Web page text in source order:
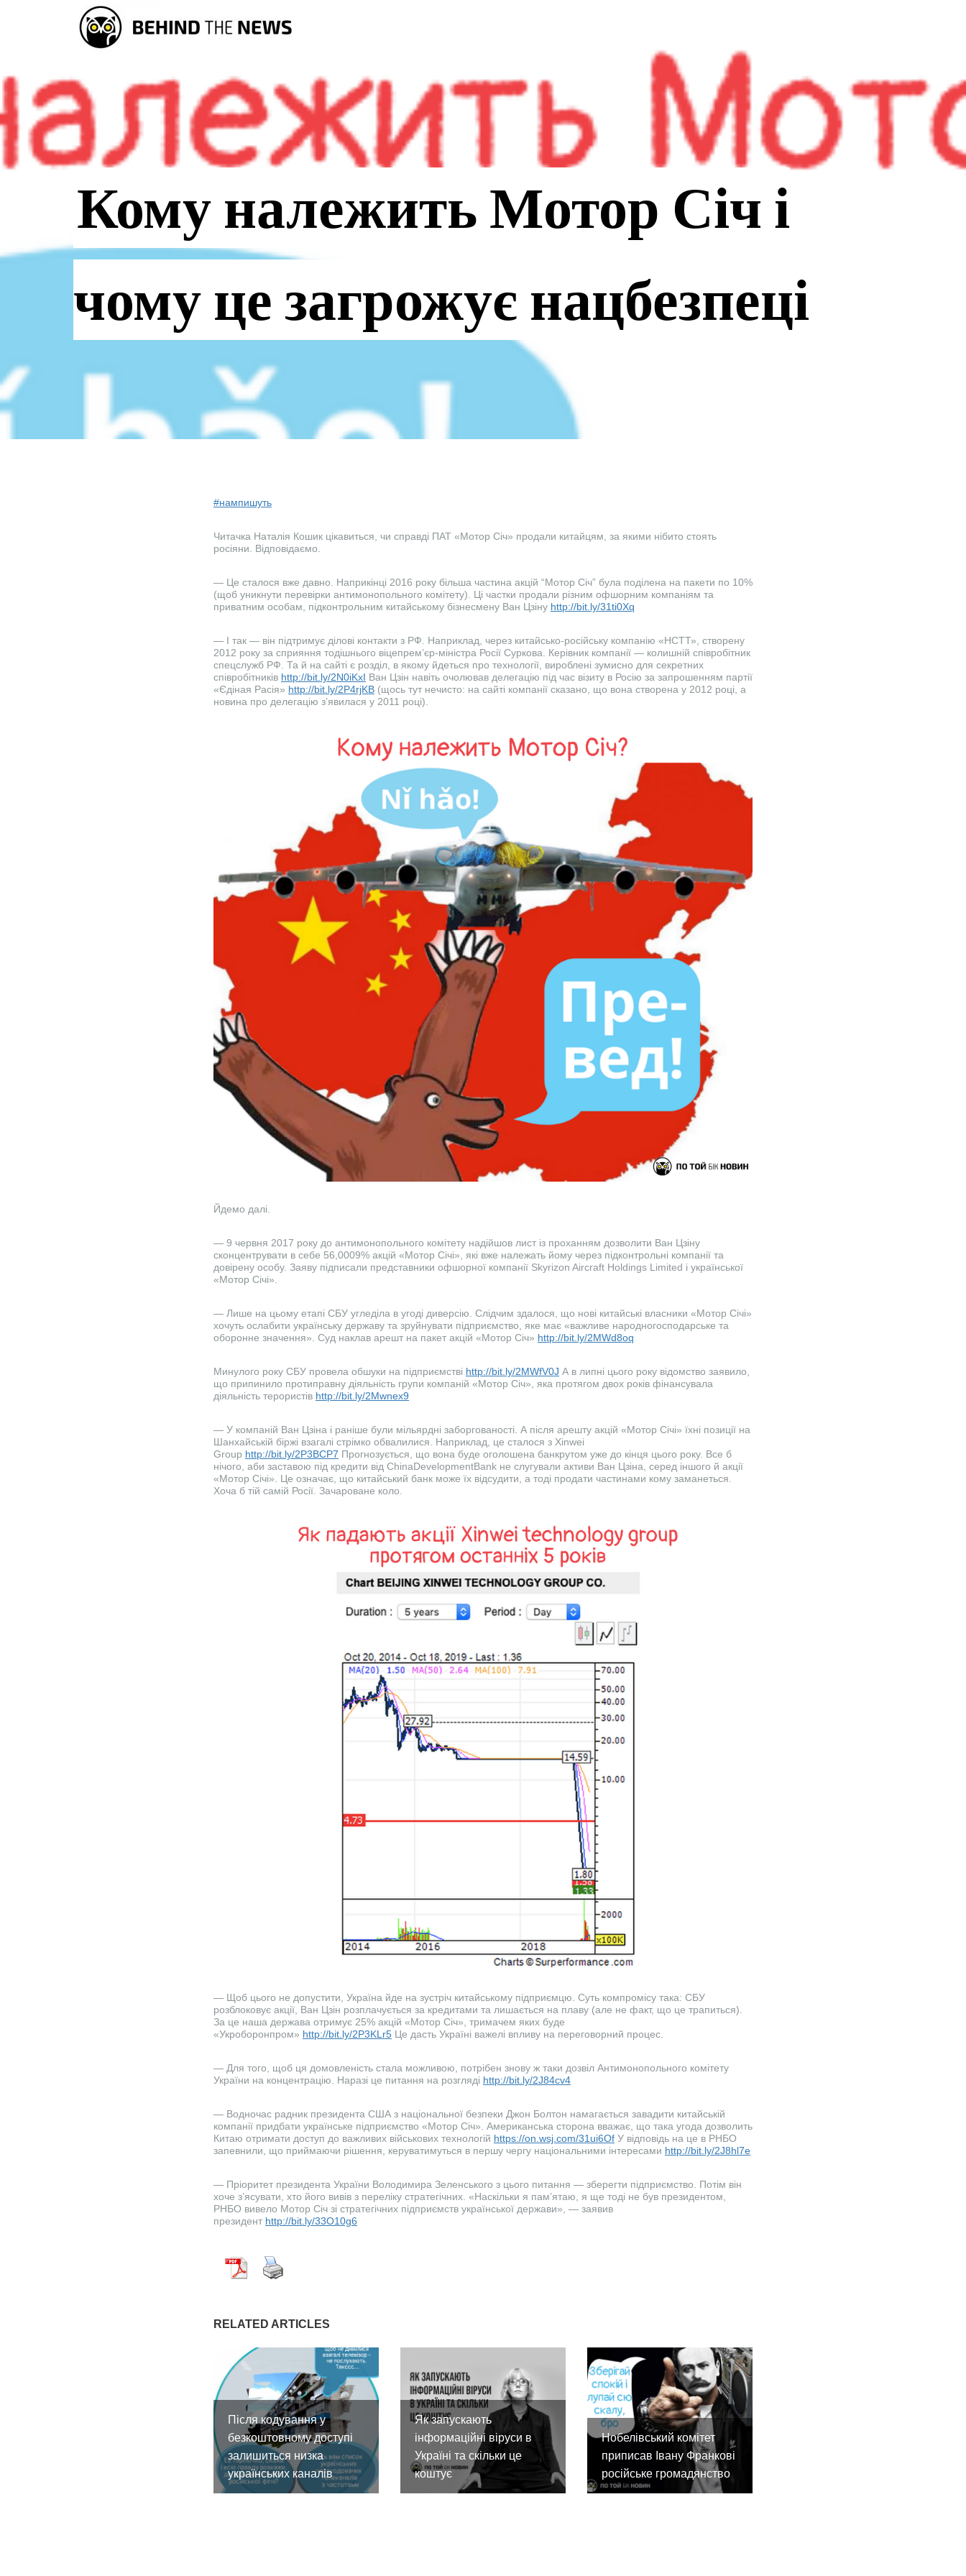
Кому належить Мотор Січ і
чому це загрожує нацбезпеці
#нампишуть
Читачка Наталія Кошик цікавиться, чи справді ПАТ «Мотор Січ» продали китайцям, за якими нібито стоять
росіяни. Відповідаємо.
— Це сталося вже давно. Наприкінці 2016 року більша частина акцій “Мотор Січ” була поділена на пакети по 10%
(щоб уникнути перевірки антимонопольного комітету). Ці частки продали різним офшорним компаніям та
приватним особам, підконтрольним китайському бізнесмену Ван Цзіну http://bit.ly/31ti0Xq
— І так — він підтримує ділові контакти з РФ. Наприклад, через китайсько-російську компанію «НСТТ», створену
2012 року за сприяння тодішнього віцепрем’єр-міністра Росії Суркова. Керівник компанії — колишній співробітник
спецслужб РФ. Та й на сайті є розділ, в якому йдеться про технології, вироблені зумисно для секретних
співробітників http://bit.ly/2N0iKxI Ван Цзін навіть очолював делегацію під час візиту в Росію за запрошенням партії
«Єдіная Расія» http://bit.ly/2P4rjKB (щось тут нечисто: на сайті компанії сказано, що вона створена у 2012 році, а
новина про делегацію з’явилася у 2011 році).
Йдемо далі.
— 9 червня 2017 року до антимонопольного комітету надійшов лист із проханням дозволити Ван Цзіну
сконцентрувати в себе 56,0009% акцій «Мотор Січі», які вже належать йому через підконтрольні компанії та
довірену особу. Заяву підписали представники офшорної компанії Skyrizon Aircraft Holdings Limited і української
«Мотор Січі».
— Лише на цьому етапі СБУ угледіла в угоді диверсію. Слідчим здалося, що нові китайські власники «Мотор Січі»
хочуть ослабити українську державу та зруйнувати підприємство, яке має «важливе народногосподарське та
оборонне значення». Суд наклав арешт на пакет акцій «Мотор Січ» http://bit.ly/2MWd8oq
Минулого року СБУ провела обшуки на підприємстві http://bit.ly/2MWfV0J А в липні цього року відомство заявило,
що припинило протиправну діяльність групи компаній «Мотор Січ», яка протягом двох років фінансувала
діяльність терористів http://bit.ly/2Mwnex9
— У компаній Ван Цзіна і раніше були мільярдні заборгованості. А після арешту акцій «Мотор Січі» їхні позиції на
Шанхайській біржі взагалі стрімко обвалилися. Наприклад, це сталося з Xinwei
Group http://bit.ly/2P3BCP7 Прогнозується, що вона буде оголошена банкрутом уже до кінця цього року. Все б
нічого, аби заставою під кредити від ChinaDevelopmentBank не слугували активи Ван Цзіна, серед іншого й акції
«Мотор Січі». Це означає, що китайський банк може їх відсудити, а тоді продати частинами кому заманеться.
Хоча б тій самій Росії. Зачароване коло.
— Щоб цього не допустити, Україна йде на зустріч китайському підприємцю. Суть компромісу така: СБУ
розблоковує акції, Ван Цзін розплачується за кредитами та лишається на плаву (але не факт, що це трапиться).
За це наша держава отримує 25% акцій «Мотор Січ», тримачем яких буде
«Укроборонпром» http://bit.ly/2P3KLr5 Це дасть Україні важелі впливу на переговорний процес.
— Для того, щоб ця домовленість стала можливою, потрібен знову ж таки дозвіл Антимонопольного комітету
України на концентрацію. Наразі це питання на розгляді http://bit.ly/2J84cv4
— Водночас радник президента США з національної безпеки Джон Болтон намагається завадити китайській
компанії придбати українське підприємство «Мотор Січ». Американська сторона вважає, що така угода дозволить
Китаю отримати доступ до важливих військових технологій https://on.wsj.com/31ui6Of У відповідь на це в РНБО
запевнили, що приймаючи рішення, керуватимуться в першу чергу національними інтересами http://bit.ly/2J8hl7e
— Пріоритет президента України Володимира Зеленського з цього питання — зберегти підприємство. Потім він
хоче з’ясувати, хто його вивів з переліку стратегічних. «Наскільки я пам’ятаю, я ще тоді не був президентом,
РНБО вивело Мотор Січ зі стратегічних підприємств української держави», — заявив
президент http://bit.ly/33O10g6
RELATED ARTICLES
Після кодування у
безкоштовному доступі
залишиться низка
українських каналів
Як запускають
інформаційні віруси в
Україні та скільки це
коштує
Нобелівський комітет
приписав Івану Франкові
російське громадянство